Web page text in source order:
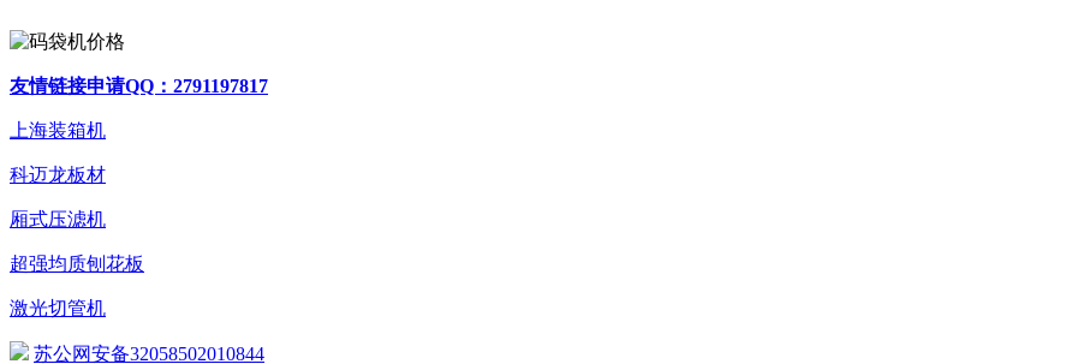
友情链接申请QQ：2791197817
上海装箱机
科迈龙板材
厢式压滤机
超强均质刨花板
激光切管机
苏公网安备32058502010844